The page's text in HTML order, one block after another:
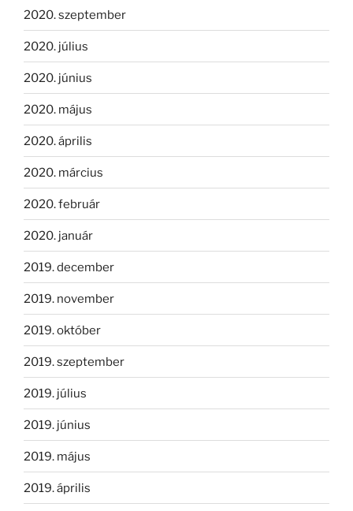
2020. szeptember
2020. július
2020. június
2020. május
2020. április
2020. március
2020. február
2020. január
2019. december
2019. november
2019. október
2019. szeptember
2019. július
2019. június
2019. május
2019. április